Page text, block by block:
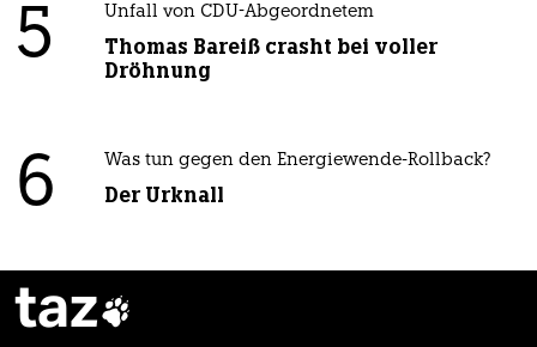
5 Unfall von CDU-Abgeordnetem
Thomas Bareiß crasht bei voller
Dröhnung
6 Was tun gegen den Energiewende-Rollback?
Der Urknall
taz